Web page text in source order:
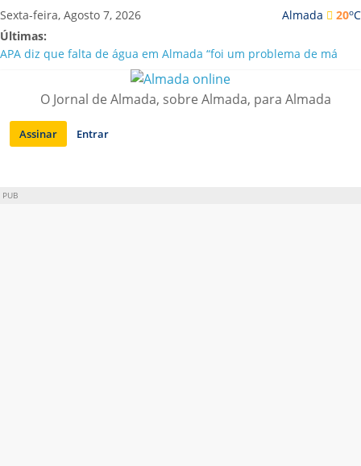
Saltar
para
conteúdo
Almada 20oC
Sexta-feira, Agosto 7, 2026
Últimas:
APA diz que falta de água em Almada “foi um problema de má
Laranjeiro | Cultura pop asiática invade a Casa Amarela
Ponte 25 de Abril celebra 60 anos com programa cultural entre
Lisboa e Almada
Situação de alerta em Almada renovada até final de Agosto
O Jornal de Almada, sobre Almada, para Almada
Assinar Entrar
PUB